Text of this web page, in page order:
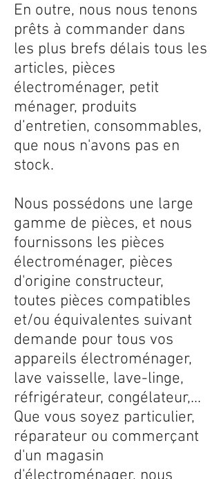
En outre, nous nous tenons
prêts à commander dans
les plus brefs délais tous les
articles, pièces
électroménager, petit
ménager, produits
d’entretien, consommables,
que nous n'avons pas en
stock.
Nous possédons une large
gamme de pièces, et nous
fournissons les pièces
électroménager, pièces
d'origine constructeur,
toutes pièces compatibles
et/ou équivalentes suivant
demande pour tous vos
appareils électroménager,
lave vaisselle, lave-linge,
réfrigérateur, congélateur,...
Que vous soyez particulier,
réparateur ou commerçant
d'un magasin